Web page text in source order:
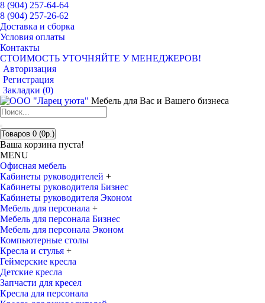
8 (904) 257-64-64
8 (904) 257-26-62
Доставка и сборка
Условия оплаты
Контакты
СТОИМОСТЬ УТОЧНЯЙТЕ У МЕНЕДЖЕРОВ!
Авторизация
Регистрация
Закладки (0)
Мебель для Вас и Вашего бизнеса
Товаров 0 (0р.)
Ваша корзина пуста!
MENU
Офисная мебель
Кабинеты руководителей +
Кабинеты руководителя Бизнес
Кабинеты руководителя Эконом
Мебель для персонала +
Мебель для персонала Бизнес
Мебель для персонала Эконом
Компьютерные столы
Кресла и стулья +
Геймерские кресла
Детские кресла
Запчасти для кресел
Кресла для персонала